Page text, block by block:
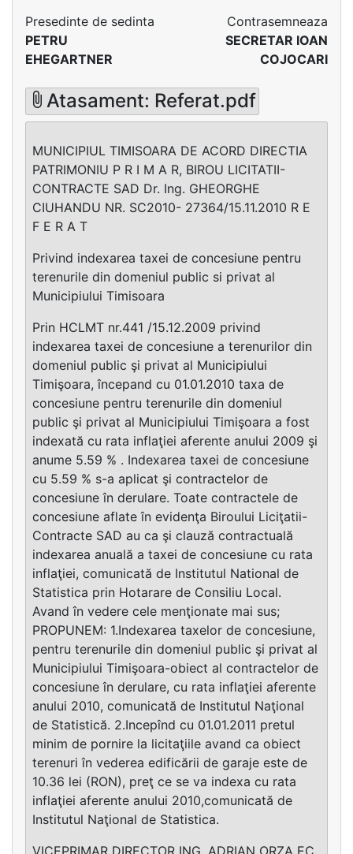
Presedinte de sedinta
PETRU
EHEGARTNER
Contrasemneaza
SECRETAR IOAN
COJOCARI
Atasament: Referat.pdf
MUNICIPIUL TIMISOARA DE ACORD DIRECTIA
PATRIMONIU P R I M A R, BIROU LICITATII-
CONTRACTE SAD Dr. Ing. GHEORGHE
CIUHANDU NR. SC2010- 27364/15.11.2010 R E
F E R A T
Privind indexarea taxei de concesiune pentru
terenurile din domeniul public si privat al
Municipiului Timisoara
Prin HCLMT nr.441 /15.12.2009 privind
indexarea taxei de concesiune a terenurilor din
domeniul public şi privat al Municipiului
Timişoara, începand cu 01.01.2010 taxa de
concesiune pentru terenurile din domeniul
public şi privat al Municipiului Timişoara a fost
indexată cu rata inflaţiei aferente anului 2009 şi
anume 5.59 % . Indexarea taxei de concesiune
cu 5.59 % s-a aplicat şi contractelor de
concesiune în derulare. Toate contractele de
concesiune aflate în evidenţa Biroului Liciţatii-
Contracte SAD au ca şi clauză contractuală
indexarea anuală a taxei de concesiune cu rata
inflaţiei, comunicată de Institutul National de
Statistica prin Hotarare de Consiliu Local.
Avand în vedere cele menţionate mai sus;
PROPUNEM: 1.Indexarea taxelor de concesiune,
pentru terenurile din domeniul public şi privat al
Municipiului Timişoara-obiect al contractelor de
concesiune în derulare, cu rata inflaţiei aferente
anului 2010, comunicată de Institutul Naţional
de Statistică. 2.Incepînd cu 01.01.2011 pretul
minim de pornire la licitaţiile avand ca obiect
terenuri în vederea edificării de garaje este de
10.36 lei (RON), preţ ce se va indexa cu rata
inflaţiei aferente anului 2010,comunicată de
Institutul Naţional de Statistica.
VICEPRIMAR DIRECTOR ING. ADRIAN ORZA EC.